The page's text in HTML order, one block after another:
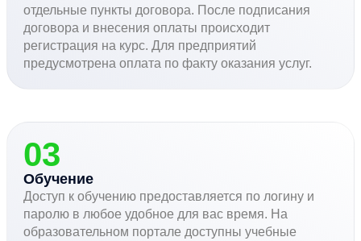
отдельные пункты договора. После подписания
договора и внесения оплаты происходит
регистрация на курс. Для предприятий
предусмотрена оплата по факту оказания услуг.
03
Обучение
Доступ к обучению предоставляется по логину и
паролю в любое удобное для вас время. На
образовательном портале доступны учебные